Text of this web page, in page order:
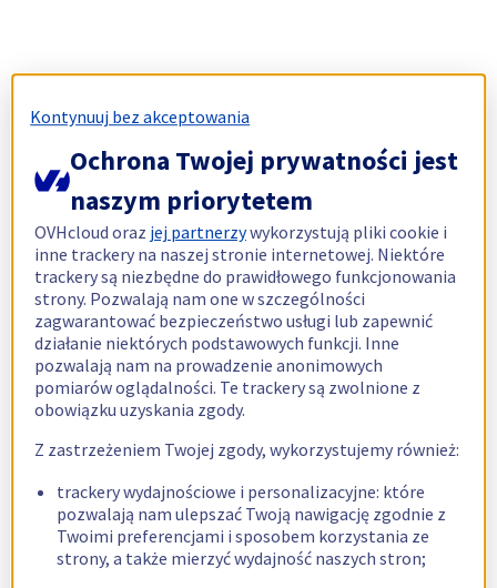
Kontynuuj bez akceptowania
Ochrona Twojej prywatności jest
naszym priorytetem
OVHcloud oraz jej partnerzywykorzystują pliki cookie i
inne trackery na naszej stronie internetowej. Niektóre
trackery są niezbędne do prawidłowego funkcjonowania
strony. Pozwalają nam one w szczególności
zagwarantować bezpieczeństwo usługi lub zapewnić
działanie niektórych podstawowych funkcji. Inne
pozwalają nam na prowadzenie anonimowych
pomiarów oglądalności. Te trackery są zwolnione z
obowiązku uzyskania zgody.
Z zastrzeżeniem Twojej zgody, wykorzystujemy również:
trackery wydajnościowe i personalizacyjne: które
pozwalają nam ulepszać Twoją nawigację zgodnie z
Twoimi preferencjami i sposobem korzystania ze
strony, a także mierzyć wydajność naszych stron;